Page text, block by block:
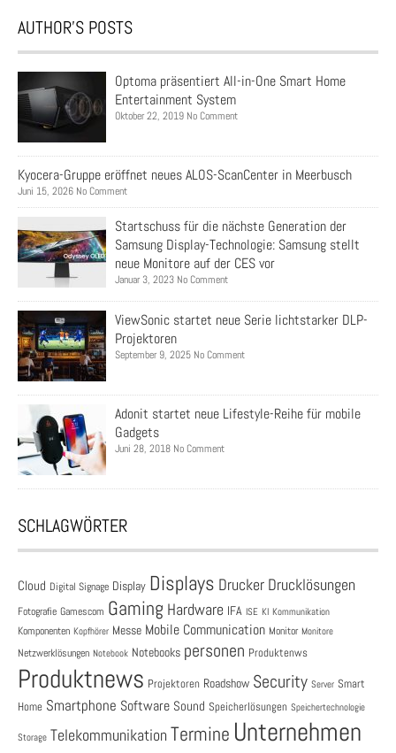
AUTHOR’S POSTS
Optoma präsentiert All-in-One Smart Home
Entertainment System
Oktober 22, 2019 No Comment
Kyocera-Gruppe eröffnet neues ALOS-ScanCenter in Meerbusch
Juni 15, 2026 No Comment
Startschuss für die nächste Generation der
Samsung Display-Technologie: Samsung stellt
neue Monitore auf der CES vor
Januar 3, 2023 No Comment
ViewSonic startet neue Serie lichtstarker DLP-
Projektoren
September 9, 2025 No Comment
Adonit startet neue Lifestyle-Reihe für mobile
Gadgets
Juni 28, 2018 No Comment
SCHLAGWÖRTER
Cloud Digital Signage Display Displays Drucker Drucklösungen
Fotografie Gamescom Gaming Hardware IFA ISE KI Kommunikation
Komponenten Kopfhörer Messe Mobile Communication Monitor Monitore
Netzwerklösungen Notebook Notebooks personen Produktenws
Produktnews Projektoren Roadshow Security Server Smart
Home Smartphone Software Sound Speicherlösungen Speichertechnologie
Storage Telekommunikation Termine Unternehmen